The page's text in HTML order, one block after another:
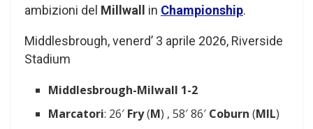
ambizioni del Millwall in Championship.
Middlesbrough, venerd’ 3 aprile 2026, Riverside
Stadium
Middlesbrough-Milwall 1-2
Marcatori: 26′ Fry(M) , 58′ 86′ Coburn (MIL)